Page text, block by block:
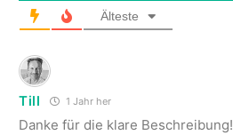
Älteste
Till 1 Jahr her
Danke für die klare Beschreibung!